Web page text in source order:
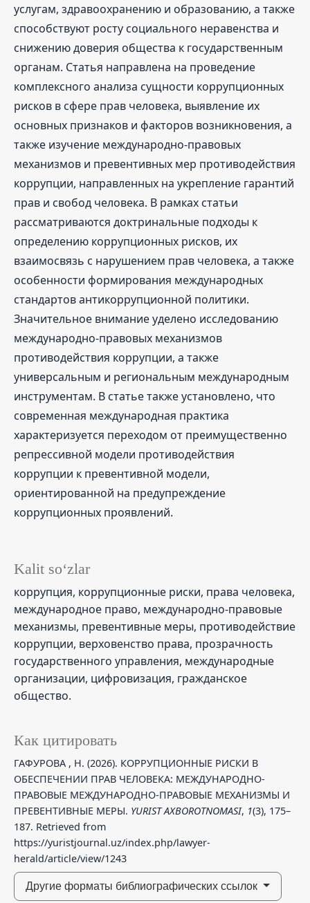
Kalit so‘zlar
коррупция, коррупционные риски, права человека,
международное право, международно-правовые
механизмы, превентивные меры, противодействие
коррупции, верховенство права, прозрачность
государственного управления, международные
организации, цифровизация, гражданское
общество.
Как цитировать
ГАФУРОВА , Н. (2026). КОРРУПЦИОННЫЕ РИСКИ В
ОБЕСПЕЧЕНИИ ПРАВ ЧЕЛОВЕКА: МЕЖДУНАРОДНО-
ПРАВОВЫЕ МЕЖДУНАРОДНО-ПРАВОВЫЕ МЕХАНИЗМЫ И
ПРЕВЕНТИВНЫЕ МЕРЫ. YURIST AXBOROTNOMASI, 1(3), 175–
187. Retrieved from
https://yuristjournal.uz/index.php/lawyer-
herald/article/view/1243
Другие форматы библиографических ссылок
услугам, здравоохранению и образованию, а также
способствуют росту социального неравенства и
снижению доверия общества к государственным
органам. Статья направлена на проведение
комплексного анализа сущности коррупционных
рисков в сфере прав человека, выявление их
основных признаков и факторов возникновения, а
также изучение международно-правовых
механизмов и превентивных мер противодействия
коррупции, направленных на укрепление гарантий
прав и свобод человека. В рамках статьи
рассматриваются доктринальные подходы к
определению коррупционных рисков, их
взаимосвязь с нарушением прав человека, а также
особенности формирования международных
стандартов антикоррупционной политики.
Значительное внимание уделено исследованию
международно-правовых механизмов
противодействия коррупции, а также
универсальным и региональным международным
инструментам. В статье также установлено, что
современная международная практика
характеризуется переходом от преимущественно
репрессивной модели противодействия
коррупции к превентивной модели,
ориентированной на предупреждение
коррупционных проявлений.